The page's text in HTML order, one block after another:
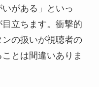
いがある」といっ
立ちます。衝撃的
の扱いが視聴者の
とは間違いありま